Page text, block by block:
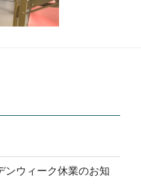
ンウィーク休業のお知